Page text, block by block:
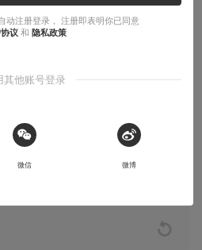
动注册登录， 注册即表明你已同意
议 和 隐私政策
其他账号登录
微信 微博